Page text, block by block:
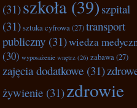
(31)szkoła (39) szpital
(31)sztuka cyfrowa(27)transport
publiczny (31)wiedza
(30) wyposażenie wnętrz (26) zabawa(27)
zajęcia dodatkowe (31)
żywienie (31)zdrowie